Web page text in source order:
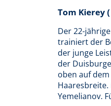
Tom Kierey
Der 22-
trainiert der
der junge
der
oben auf
Yemelianov.